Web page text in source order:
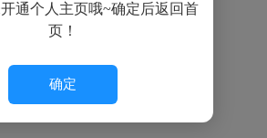
通个人主页哦~确定后返回首
页！
确定